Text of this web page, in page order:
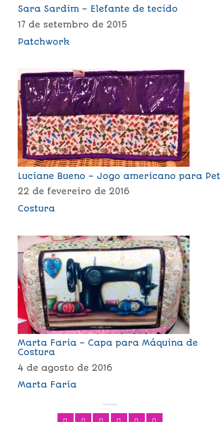
Sara Sardim – Elefante de tecido
17 de setembro de 2015
Patchwork
Luciane Bueno – Jogo americano para Pet
22 de fevereiro de 2016
Costura
Marta Faria – Capa para Máquina de
Costura
4 de agosto de 2016
Marta Faria